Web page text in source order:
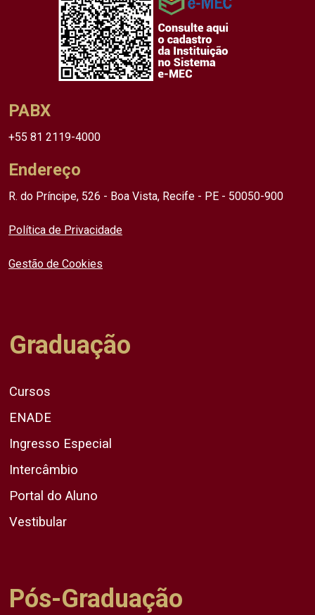
PABX
+55 81 2119-4000
Endereço
R. do Príncipe, 526 - Boa Vista, Recife - PE - 50050-900
Política de Privacidade
Gestão de Cookies
Graduação
Cursos
ENADE
Ingresso Especial
Intercâmbio
Portal do Aluno
Vestibular
Pós-Graduação